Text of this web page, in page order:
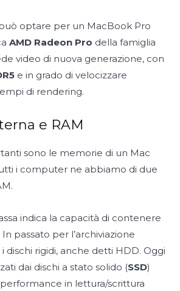
optare per un MacBook Pro
AMD Radeon Pro della famiglia
video di nuova generazione, con
e in grado di velocizzare
di rendering.
e RAM
sono le memorie di un Mac
i computer ne abbiamo di due
indica la capacità di contenere
passato per l’archiviazione
dischi rigidi, anche detti HDD. Oggi
dai dischi a stato solido (SSD)
in lettura/scrittura